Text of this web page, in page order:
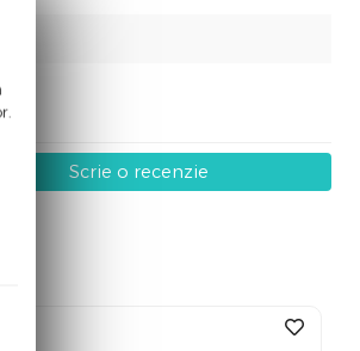
Scrie o recenzie